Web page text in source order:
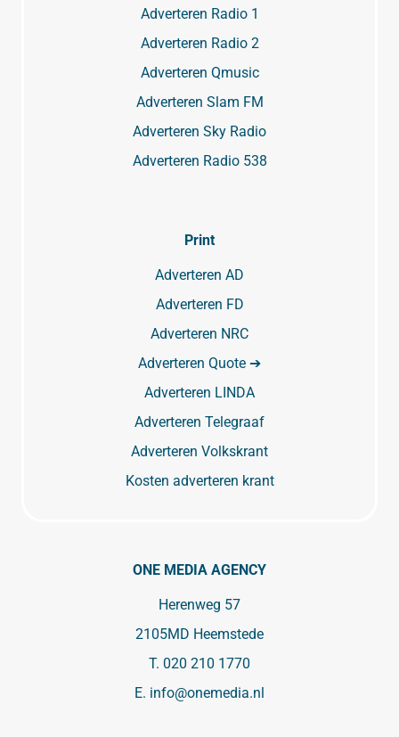
Adverteren Radio 1
Adverteren Radio 2
Adverteren Qmusic
Adverteren Slam FM
Adverteren Sky Radio
Adverteren Radio 538
Print
Adverteren AD
Adverteren FD
Adverteren NRC
Adverteren Quote ➔
Adverteren LINDA
Adverteren Telegraaf
Adverteren Volkskrant
Kosten adverteren krant
ONE MEDIA AGENCY
Herenweg 57
2105MD Heemstede
T. 020 210 1770
E. info@onemedia.nl